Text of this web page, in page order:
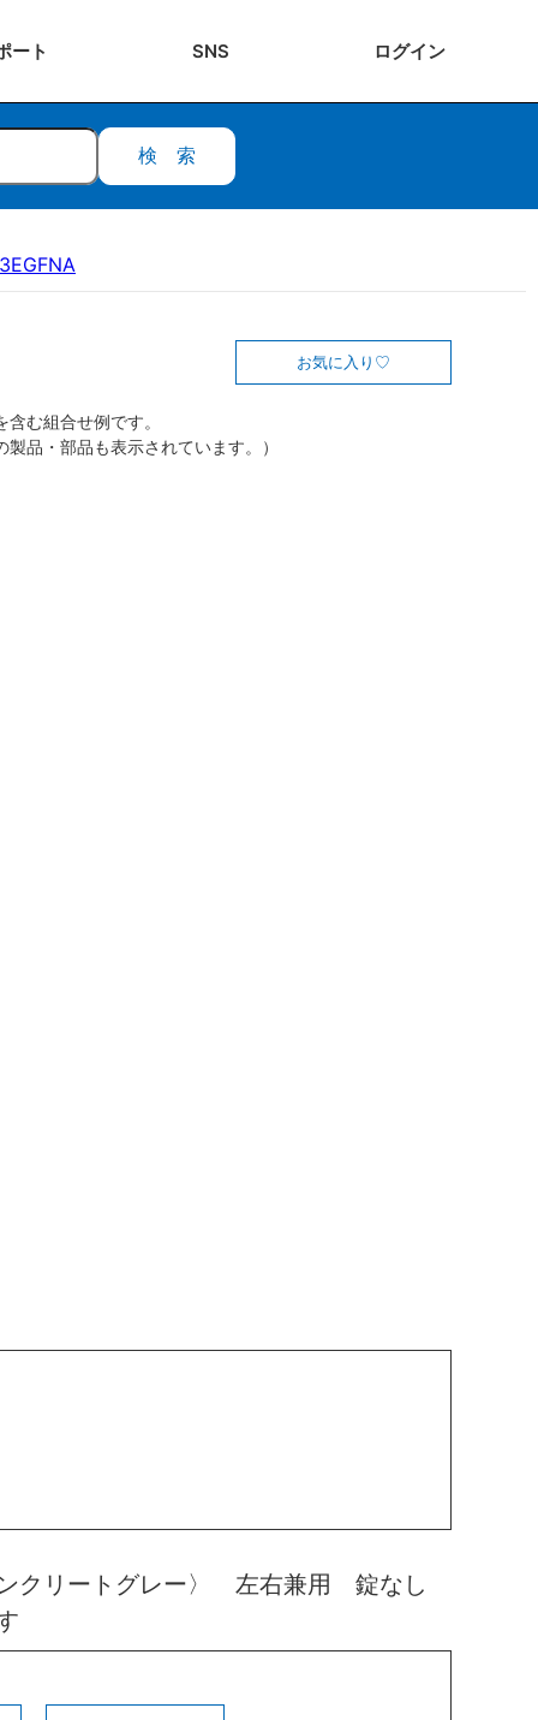
ート SNS ログイン
検索
お気に入り
む組合せ例です。
製品・部品も表示されています。）
リートグレー〉 左右兼用 錠なし